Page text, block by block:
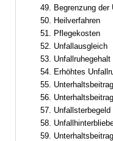
49. Begrenzung der
50. Heilverfahren
51. Pflegekosten
52. Unfallausgleich
53. Unfallruhegehalt
54. Erhöhtes
55. Unterhaltsbeitrag für frühere Beamte
56. Unterhaltsbeitrag
57. Unfallsterbegeld
58.
59.